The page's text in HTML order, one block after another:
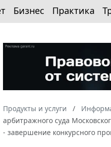
Бизнес Практика
Продукты и услуги
арбитражного суда
- завершение конкурсного